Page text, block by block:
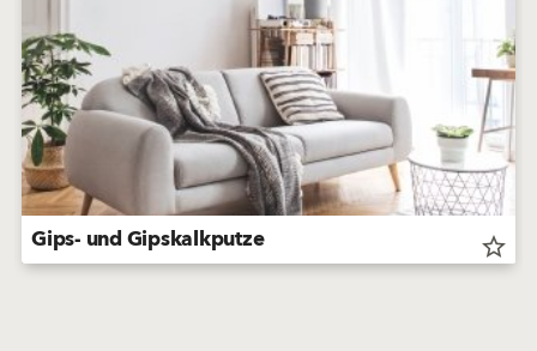
Gips- und Gipskalkputze star_border